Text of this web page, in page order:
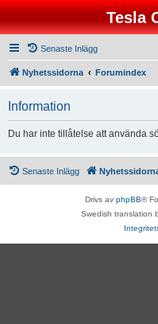
Tesla
Senaste Inlägg
Nyhetssidorna Forumindex
Information
Du har inte tillåtelse att använda
Senaste Inlägg
Drivs av phpBB®
Swedish translation